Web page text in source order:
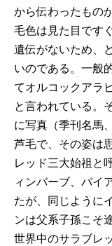
から伝わったもの
毛色は見た目です
遺伝がないため、
いのである。一般
てオルコックアラ
と言われている。
に写真（季刊名馬
芦毛で、その姿は
レッド三大始祖と
ィンバーブ、バイ
たが、同じように
ンは父系子孫こそ
世界中のサラブレ